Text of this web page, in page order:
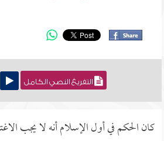
التفريغ النصي الكامل
كان الحكم في أول الإسلام أنه لا يجب